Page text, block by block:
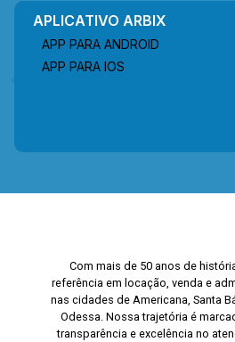
APLICATIVO ARBIX
APP PARA ANDROID
APP PARA IOS
Com mais de 50 anos de
referência em locação, venda e
nas cidades de Americana, Santa
Odessa. Nossa trajetória é
transparência e excelência no